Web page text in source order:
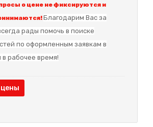
о цене не фиксируются и
Благодарим Вас за
сегда рады помочь в поиске
по оформленным заявкам в
рабочее время!